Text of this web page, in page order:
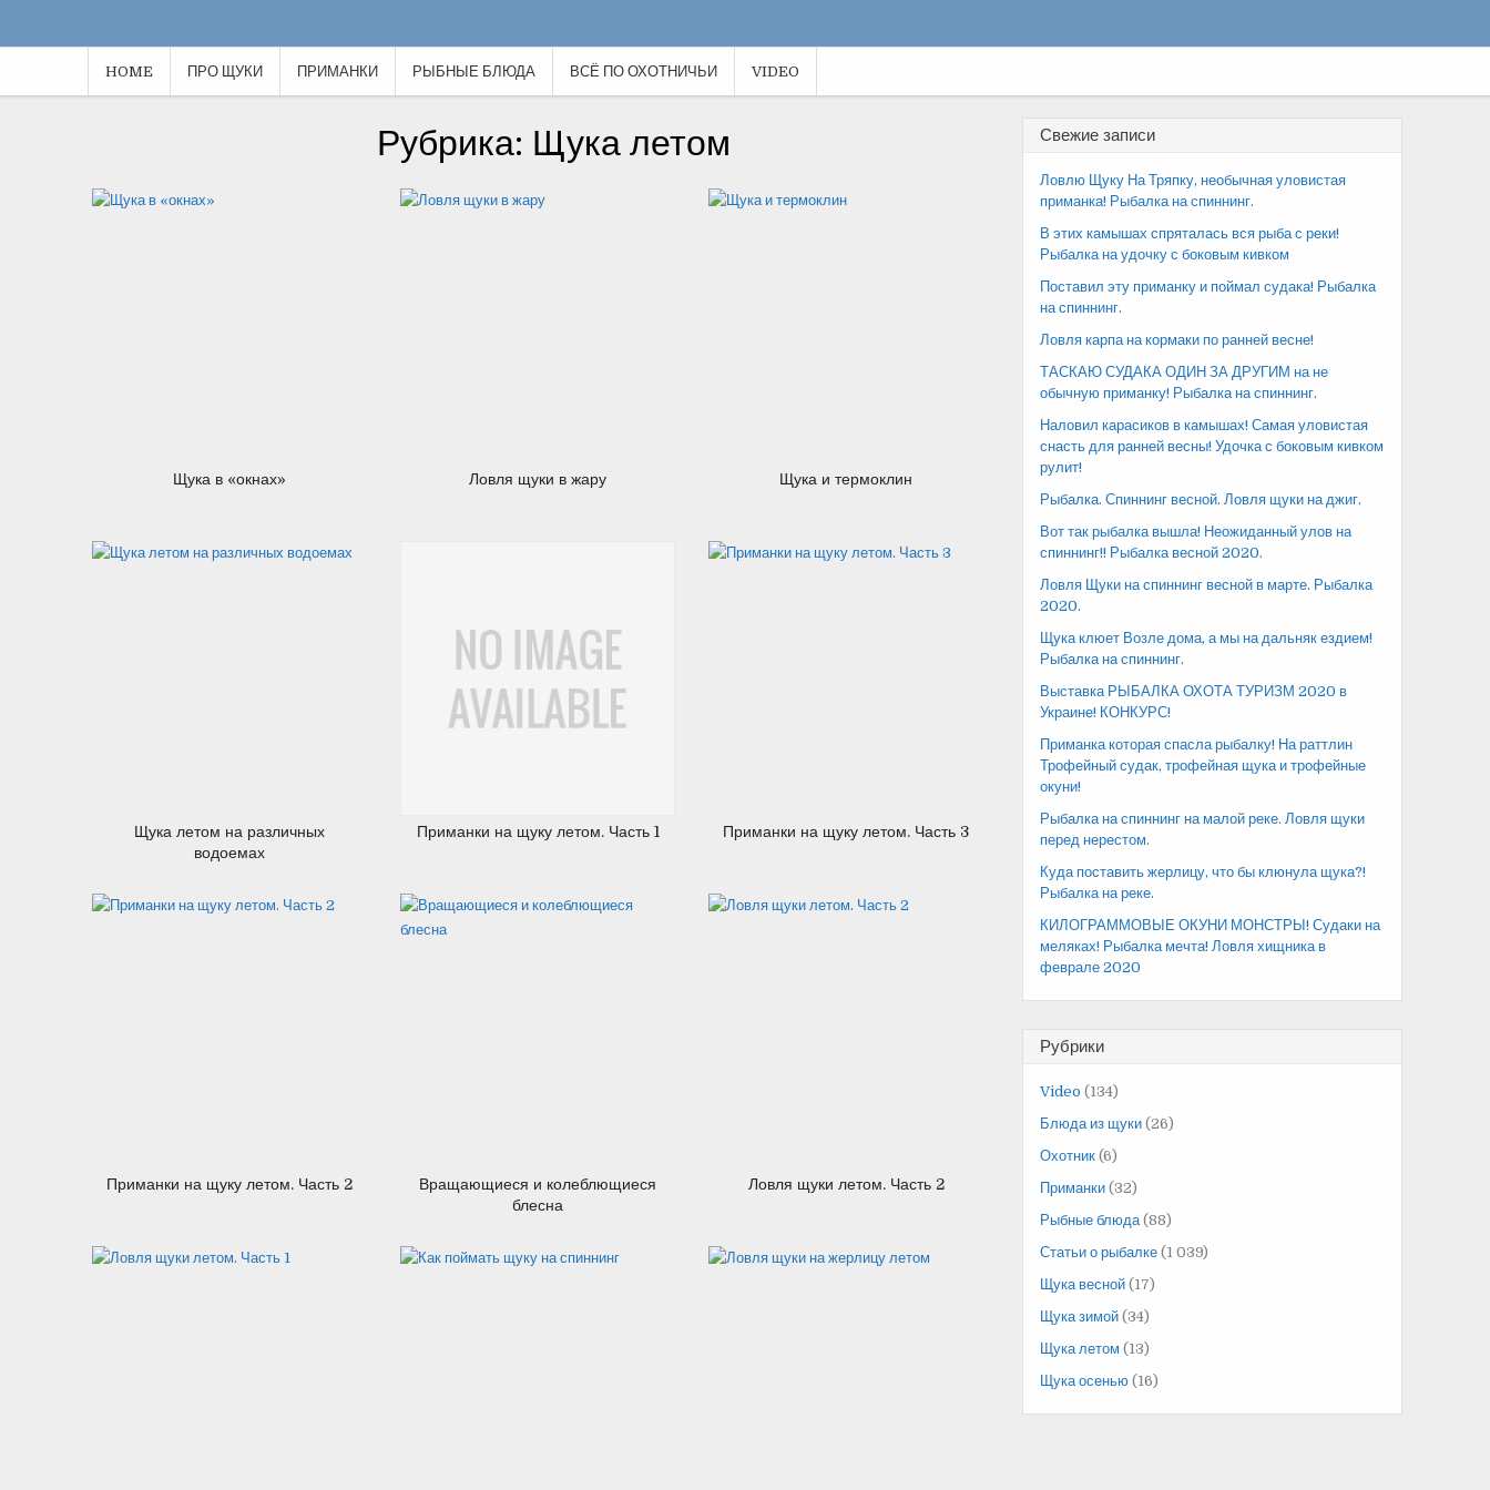
HOME ПРО ЩУКИ ПРИМАНКИ РЫБНЫЕ БЛЮДА ВСЁ ПО ОХОТНИЧЬИ VIDEO
Рубрика: Щука летом
Щука в «окнах» Ловля щуки в жару Щука и термоклин
26.08.2012
Щука летом на различных
водоемах
04.08.2012
Приманки на щуку летом. Часть 1
04.08.2012
Приманки на щуку летом. Часть 3
04.08.2012
Приманки на щуку летом. Часть 2
26.07.2012
Вращающиеся и колеблющиеся
блесна
13.07.2012
Ловля щуки летом. Часть 2
13.07.2012 27.02.2012 27.02.2012
Свежие записи
Ловлю Щуку На Тряпку, необычная уловистая
приманка! Рыбалка на спиннинг.
В этих камышах спряталась вся рыба с реки!
Рыбалка на удочку с боковым кивком
Поставил эту приманку и поймал судака! Рыбалка
на спиннинг.
Ловля карпа на кормаки по ранней весне!
ТАСКАЮ СУДАКА ОДИН ЗА ДРУГИМ на не
обычную приманку! Рыбалка на спиннинг.
Наловил карасиков в камышах! Самая уловистая
снасть для ранней весны! Удочка с боковым кивком
рулит!
Рыбалка. Спиннинг весной. Ловля щуки на джиг.
Вот так рыбалка вышла! Неожиданный улов на
спиннинг!! Рыбалка весной 2020.
Ловля Щуки на спиннинг весной в марте. Рыбалка
2020.
Щука клюет Возле дома, а мы на дальняк ездием!
Рыбалка на спиннинг.
Выставка РЫБАЛКА ОХОТА ТУРИЗМ 2020 в
Украине! КОНКУРС!
Приманка которая спасла рыбалку! На раттлин
Трофейный судак, трофейная щука и трофейные
окуни!
Рыбалка на спиннинг на малой реке. Ловля щуки
перед нерестом.
Куда поставить жерлицу, что бы клюнула щука?!
Рыбалка на реке.
КИЛОГРАММОВЫЕ ОКУНИ МОНСТРЫ! Судаки на
меляках! Рыбалка мечта! Ловля хищника в
феврале 2020
Рубрики
Video (134)
Блюда из щуки (26)
Охотник (6)
Приманки (32)
Рыбные блюда(88)
Статьи о рыбалке (1 039)
Щука весной (17)
Щука зимой (34)
Щука летом (13)
Щука осенью (16)